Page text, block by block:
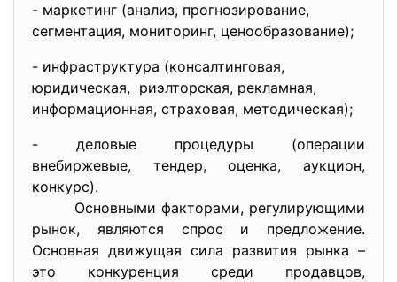
- маркетинг (анализ, прогнозирование,
сегментация, мониторинг, ценообразование);
- инфраструктура (консалтинговая,
юридическая, риэлторская, рекламная,
информационная, страховая, методическая);
- деловые процедуры (операции
внебиржевые, тендер, оценка, аукцион,
конкурс).
Основными факторами, регулирующими
рынок, являются спрос и предложение.
Основная движущая сила развития рынка –
это конкуренция среди продавцов,